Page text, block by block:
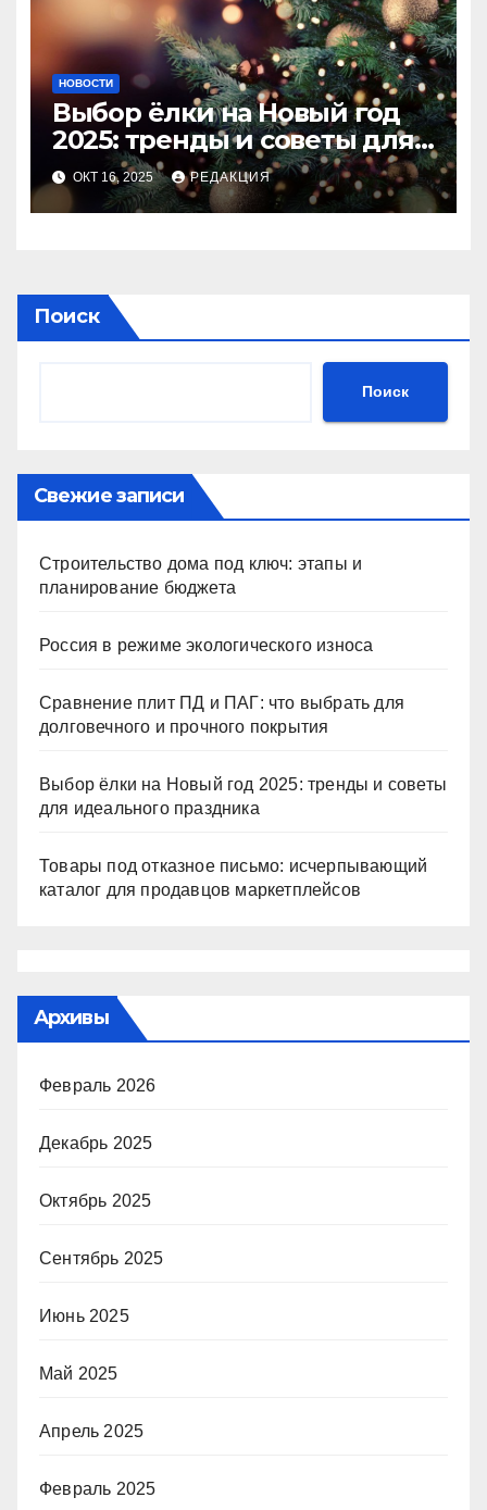
НОВОСТИ
Выбор ёлки на Новый год
2025: тренды и советы для
идеального праздника
ОКТ 16, 2025 РЕДАКЦИЯ
Поиск
Поиск
Свежие записи
Строительство дома под ключ: этапы и
планирование бюджета
Россия в режиме экологического износа
Сравнение плит ПД и ПАГ: что выбрать для
долговечного и прочного покрытия
Выбор ёлки на Новый год 2025: тренды и советы
для идеального праздника
Товары под отказное письмо: исчерпывающий
каталог для продавцов маркетплейсов
Архивы
Февраль 2026
Декабрь 2025
Октябрь 2025
Сентябрь 2025
Июнь 2025
Май 2025
Апрель 2025
Февраль 2025